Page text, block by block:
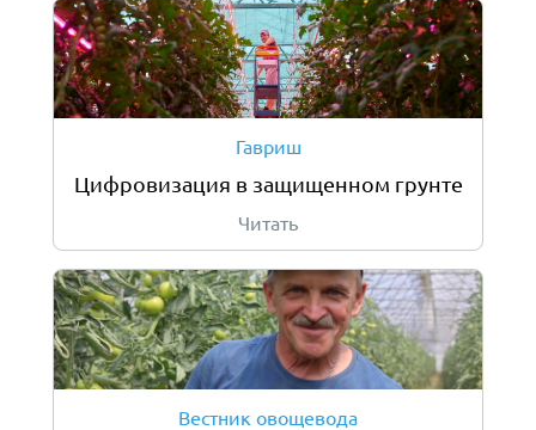
Гавриш
Цифровизация в защищенном грунте
Читать
Вестник овощевода